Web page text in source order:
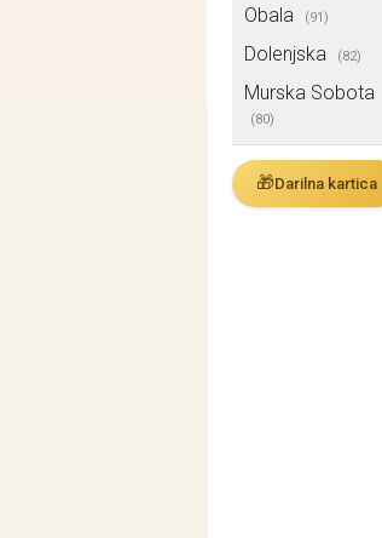
Obala (91)
Dolenjska (82)
Murska Sobota
(80)
🎁Darilna kartica